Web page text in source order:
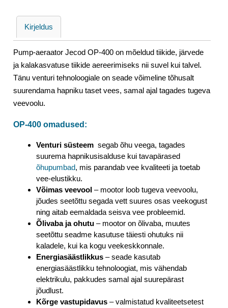
Kirjeldus
Pump-aeraator Jecod OP-400 on mõeldud tiikide, järvede
ja kalakasvatuse tiikide aereerimiseks nii suvel kui talvel.
Tänu venturi tehnoloogiale on seade võimeline tõhusalt
suurendama hapniku taset vees, samal ajal tagades tugeva
veevoolu.
OP-400 omadused:
Venturi süsteemsegab õhu veega, tagades
suurema hapnikusisalduse kui tavapärased
õhupumbad, mis parandab vee kvaliteeti ja toetab
vee-elustikku.
Võimas veevool– mootor loob tugeva veevoolu,
jõudes seetõttu segada vett suures osas veekogust
ning aitab eemaldada seisva vee probleemid.
Õlivaba ja ohutu– mootor on õlivaba, muutes
seetõttu seadme kasutuse täiesti ohutuks nii
kaladele, kui ka kogu veekeskkonnale.
Energiasäästlikkus– seade kasutab
energiasäästlikku tehnoloogiat, mis vähendab
elektrikulu, pakkudes samal ajal suurepärast
jõudlust.
Kõrge vastupidavus– valmistatud kvaliteetsetest